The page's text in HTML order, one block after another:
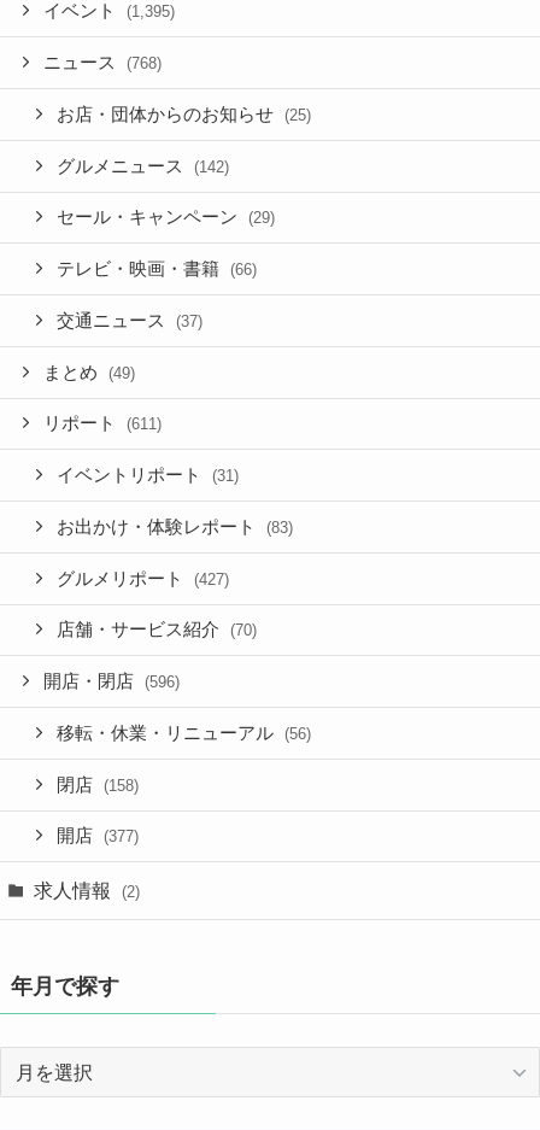
イベント (1,395)
ニュース (768)
お店・団体からのお知らせ (25)
グルメニュース (142)
セール・キャンペーン (29)
テレビ・映画・書籍 (66)
交通ニュース (37)
まとめ (49)
リポート (611)
イベントリポート (31)
お出かけ・体験レポート (83)
グルメリポート (427)
店舗・サービス紹介 (70)
開店・閉店 (596)
移転・休業・リニューアル (56)
閉店 (158)
開店 (377)
求人情報 (2)
年月で探す